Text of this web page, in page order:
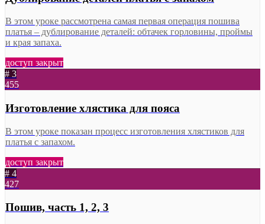
В этом уроке рассмотрена самая первая операция пошива
платья – дублирование деталей: обтачек горловины, проймы
и края запаха.
доступ закрыт
# 3
455
Изготовление хлястика для пояса
В этом уроке показан процесс изготовления хлястиков для
платья с запахом.
доступ закрыт
# 4
427
Пошив, часть 1, 2, 3